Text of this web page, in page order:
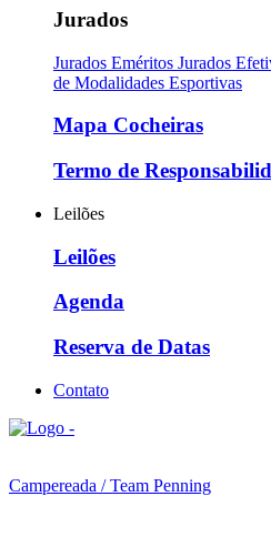
Jurados
Jurados Eméritos Jurados
de Modalidades Esportivas
Mapa Cocheiras
Termo de
Leilões
Leilões
Agenda
Reserva de Datas
Contato
Campereada / Team Penning